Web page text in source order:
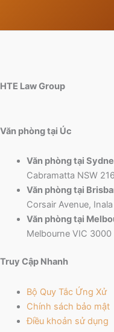
HTE Law Group
Văn phòng tại Úc
Văn phòng tại
Cabramatta NSW
Văn phòng tại
Corsair Avenue,
Văn phòng tại
Melbourne VIC 3000
Truy Cập Nhanh
Bộ Quy Tắc Ứng Xử
Chính sách bảo mật
Điều khoản sử dụng